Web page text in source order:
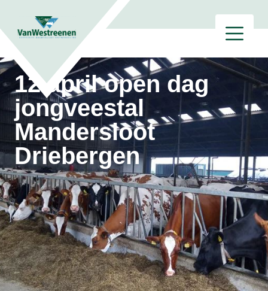
12 april open dag
jongveestal
Mandersloot
Driebergen